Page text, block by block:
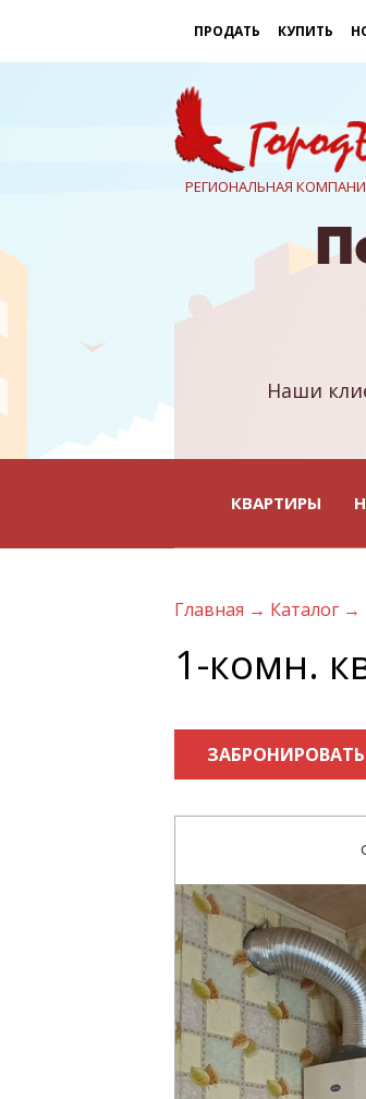
ПРОДАТЬ КУПИТЬ
РЕГИОНАЛЬНАЯ
Наши
КВАРТИРЫ
Главная → Каталог →
1-комн.